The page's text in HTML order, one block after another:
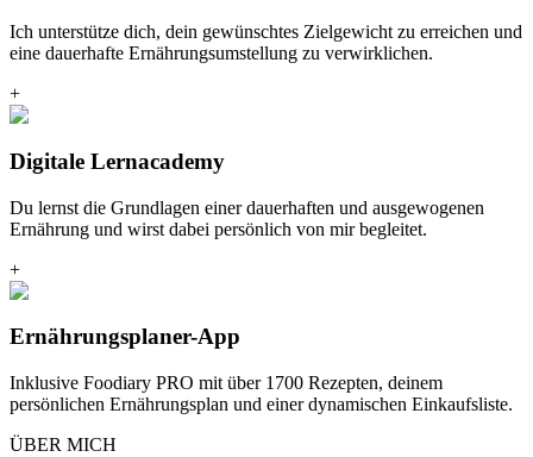
Ich unterstütze dich, dein gewünschtes Zielgewicht zu erreichen und
eine dauerhafte Ernährungsumstellung zu verwirklichen.
+
Digitale Lernacademy
Du lernst die Grundlagen einer dauerhaften und ausgewogenen
Ernährung und wirst dabei persönlich von mir begleitet.
+
Ernährungsplaner-App
Inklusive Foodiary PRO mit über 1700 Rezepten, deinem
persönlichen Ernährungsplan und einer dynamischen Einkaufsliste.
ÜBER MICH